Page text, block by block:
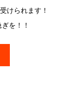
けられます！
を！！